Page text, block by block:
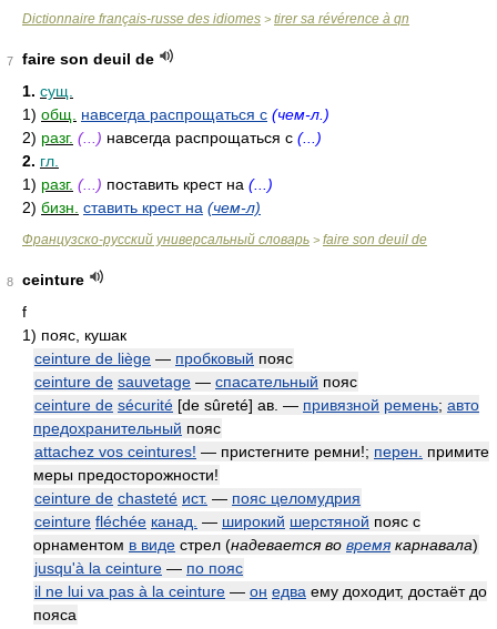
Dictionnaire français-russe des idiomes > tirer sa révérence à qn
7
faire son deuil de
1. сущ.
1) общ. навсегда распрощаться с (чем-л.)
2) разг. (...) навсегда распрощаться с (...)
2. гл.
1) разг. (...) поставить крест на (...)
2) бизн. ставить крест на (чем-л)
Французско-русский универсальный словарь > faire son deuil de
8
ceinture
f
1) пояс, кушак
ceinture de liège — пробковый пояс
ceinture de sauvetage — спасательный пояс
ceinture de sécurité [de sûreté] ав. — привязной ремень; авто
предохранительный пояс
attachez vos ceintures! — пристегните ремни!; перен.
примите
меры предосторожности!
ceinture de chasteté ист. — пояс целомудрия
ceinture fléchée канад. — широкий шерстяной пояс с
орнаментом в виде стрел (надевается во время карнавала)
jusqu'à la ceinture — по пояс
il ne lui va pas à la ceinture — он едва ему доходит, достаёт до
пояса